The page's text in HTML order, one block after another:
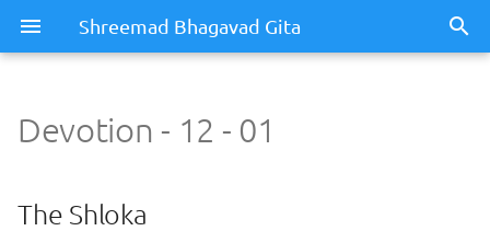
Shreemad Bhagavad Gita
Devotion - 12 - 01
The Shloka
Devotion - 12 - 01
The Shloka